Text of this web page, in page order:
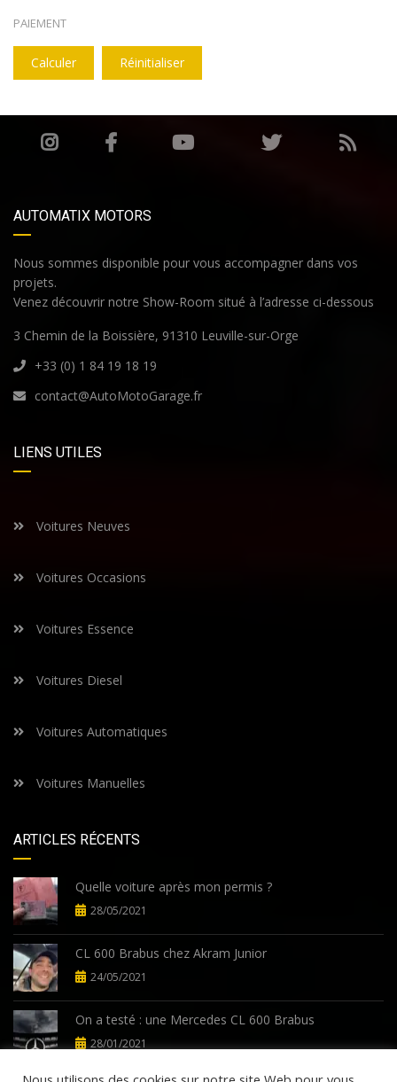
PAIEMENT
Calculer Réinitialiser
AUTOMATIX MOTORS
Nous sommes disponible pour vous accompagner dans vos
projets.
Venez découvrir notre Show-Room situé à l’adresse ci-dessous
3 Chemin de la Boissière, 91310 Leuville-sur-Orge
+33 (0) 1 84 19 18 19
contact@AutoMotoGarage.fr
LIENS UTILES
Voitures Neuves
Voitures Occasions
Voitures Essence
Voitures Diesel
Voitures Automatiques
Voitures Manuelles
ARTICLES RÉCENTS
Quelle voiture après mon permis ?
28/05/2021
CL 600 Brabus chez Akram Junior
24/05/2021
On a testé : une Mercedes CL 600 Brabus
28/01/2021